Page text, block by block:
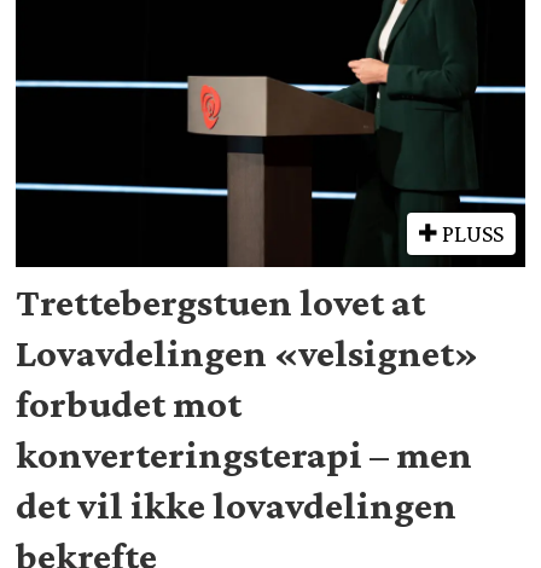
PLUSS
Trettebergstuen lovet at
Lovavdelingen «velsignet»
forbudet mot
konverteringsterapi – men
det vil ikke lovavdelingen
bekrefte